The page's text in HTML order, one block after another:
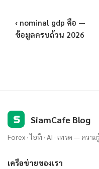
‹ nominal gdp คือ —
ข้อมูลครบถ้วน 2026
S SiamCafe Blog
Forex · ไอที · AI · เทรด — ค
เครือข่ายของเรา